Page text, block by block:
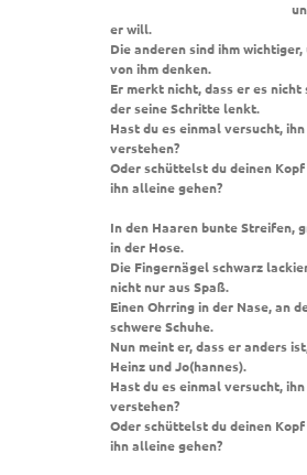
und weiß
er will.
Die anderen sind ihm wichtiger,
von ihm denken.
Er merkt nicht, dass er es
der seine Schritte lenkt.
Hast du es einmal versucht,
verstehen?
Oder schüttelst du deinen
ihn alleine gehen?
In den Haaren bunte Streifen,
in der Hose.
Die Fingernägel schwarz
nicht nur aus Spaß.
Einen Ohrring in der Nase, an
schwere Schuhe.
Nun meint er, dass er anders
Heinz und Jo(hannes).
Hast du es einmal versucht,
verstehen?
Oder schüttelst du deinen
ihn alleine gehen?